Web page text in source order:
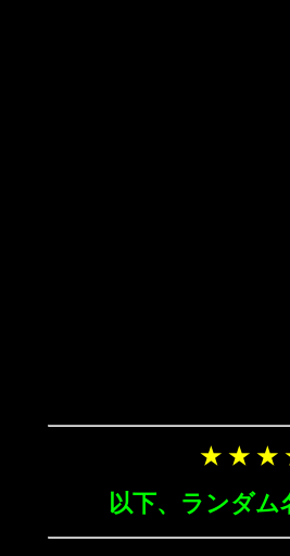
★ ★ ★
以下、ランダム